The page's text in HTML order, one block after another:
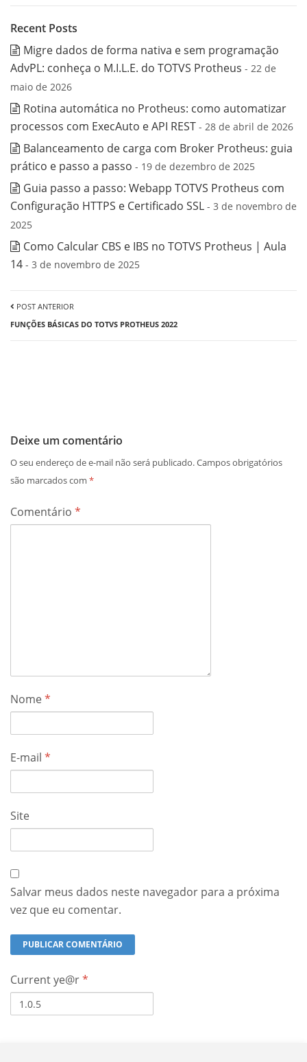
Recent Posts
Migre dados de forma nativa e sem programação
AdvPL: conheça o M.I.L.E. do TOTVS Protheus - 22 de
maio de 2026
Rotina automática no Protheus: como automatizar
processos com ExecAuto e API REST - 28 de abril de 2026
Balanceamento de carga com Broker Protheus: guia
prático e passo a passo - 19 de dezembro de 2025
Guia passo a passo: Webapp TOTVS Protheus com
Configuração HTTPS e Certificado SSL - 3 de novembro de
2025
Como Calcular CBS e IBS no TOTVS Protheus | Aula
14 - 3 de novembro de 2025
POST ANTERIOR
FUNÇÕES BÁSICAS DO TOTVS PROTHEUS 2022
Deixe um comentário
O seu endereço de e-mail não será publicado.Campos obrigatórios
são marcados com *
Comentário *
Nome*
E-mail *
Site
Salvar meus dados neste navegador para a próxima
vez que eu comentar.
Current ye@r*